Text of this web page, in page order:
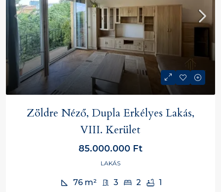
Zöldre Néző, Dupla Erkélyes Lakás,
VIII. Kerület
85.000.000 Ft
LAKÁS
76 m² 3 2 1